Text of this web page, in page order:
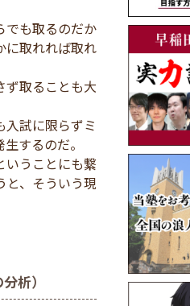
でも取るのだか
に取れれば取れ
ず取ることも大
試に限らずミ
するのだ。
いうことにも繋
と、そういう現
析）